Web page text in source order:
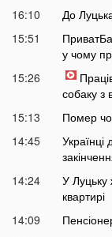
16:10
До
15:51
у чому
15:26
собаку з
15:13
Помер
14:45
14:24
У Луцьку
квартирі
14:09